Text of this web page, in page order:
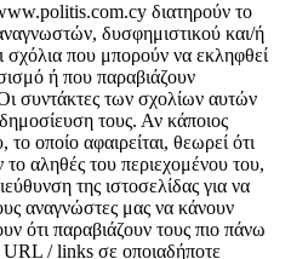
διατηρούν το
δυσφημιστικού και/ή
σχόλια που μπορούν να εκληφθεί
ή που παραβιάζουν
συντάκτες των σχολίων αυτών
τους. Αν κάποιος
οποίο αφαιρείται, θεωρεί ότι
το αληθές του περιεχομένου του,
της ιστοσελίδας για να
αναγνώστες μας να κάνουν
ότι παραβιάζουν τους πιο πάνω
URL / links σε οποιαδήποτε